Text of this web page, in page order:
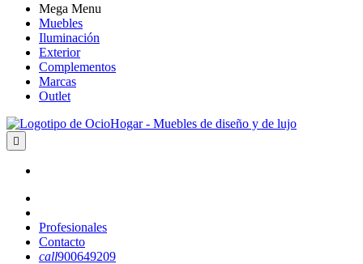
Mega Menu
Muebles
Iluminación
Exterior
Complementos
Marcas
Outlet

Profesionales
Contacto
call900649209